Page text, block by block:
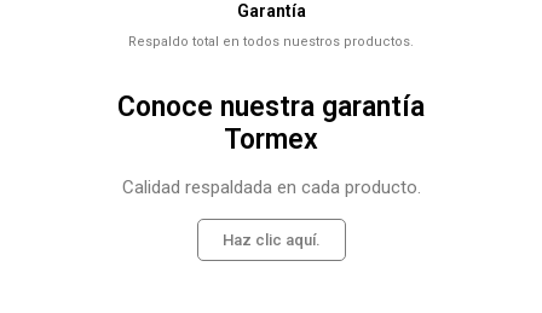
Garantía
Respaldo total en todos nuestros productos.
Conoce nuestra garantía
Tormex
Calidad respaldada en cada producto.
Haz clic aquí.